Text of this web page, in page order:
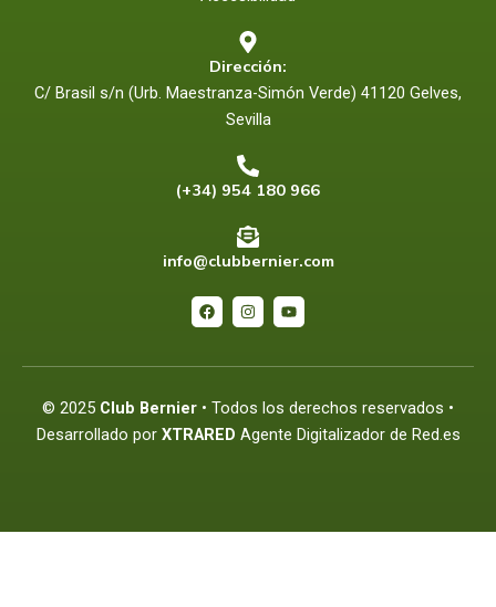
Dirección:
C/ Brasil s/n (Urb. Maestranza-Simón Verde) 41120 Gelves,
Sevilla
(+34) 954 180 966
info@clubbernier.com
F
a
b
k
I
n
a
a
m
Y
o
u
© 2025 Club Bernier • Todos los derechos reservados •
Desarrollado por XTRARED Agente Digitalizador de Red.es